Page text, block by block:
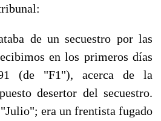
de un secuestro por las
en los primeros días
(de "F1"), acerca de la
desertor del secuestro.
era un frentista fugado